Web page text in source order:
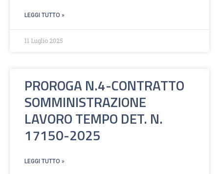
LEGGI TUTTO »
11 Luglio 2025
PROROGA N.4-CONTRATTO
SOMMINISTRAZIONE
LAVORO TEMPO DET. N.
17150-2025
LEGGI TUTTO »